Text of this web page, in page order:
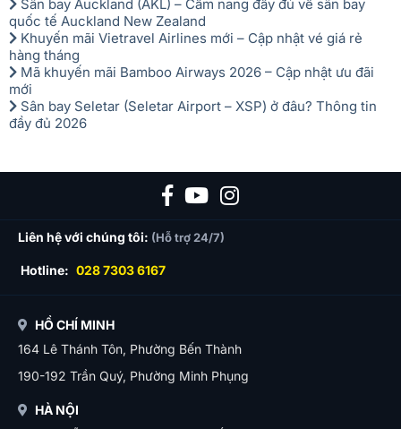
Sân bay Auckland (AKL) – Cẩm nang đầy đủ về sân bay
quốc tế Auckland New Zealand
Khuyến mãi Vietravel Airlines mới – Cập nhật vé giá rẻ
hàng tháng
Mã khuyến mãi Bamboo Airways 2026 – Cập nhật ưu đãi
mới
Sân bay Seletar (Seletar Airport – XSP) ở đâu? Thông tin
đầy đủ 2026
Liên hệ với chúng tôi: (Hỗ trợ 24/7)
Hotline: 028 7303 6167
HỒ CHÍ MINH
164 Lê Thánh Tôn, Phường Bến Thành
190-192 Trần Quý, Phường Minh Phụng
HÀ NỘI